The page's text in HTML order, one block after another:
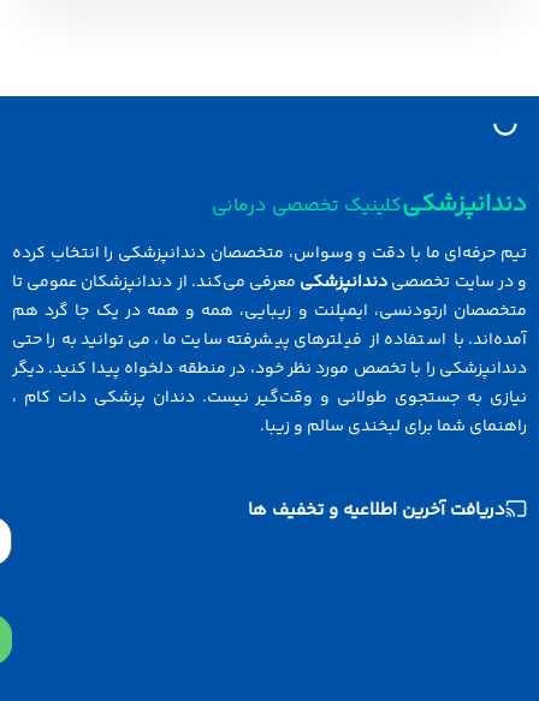
کلینیک تخصصی درمانی
حرفه‌ای ما با دقت و وسواس، متخصصان دندانپزشکی را انتخاب کرده
سایت تخصصیدندانپزشکیمعرفی می‌کند. از دندانپزشکان عمومی تا
ارتودنسی، ایمپلنت و زیبایی، همه و همه در یک جا گرد هم
با استفاده از فیلترهای پیشرفته سایت ما، می‌توانید به راحتی
را با تخصص مورد نظر خود، در منطقه دلخواه پیدا کنید. دیگر
به جستجوی طولانی و وقت‌گیر نیست. دندان پزشکی دات کام ،
شما برای لبخندی سالم و زیبا.
دریافت آخرین اطلاعیه و تخفیف ها